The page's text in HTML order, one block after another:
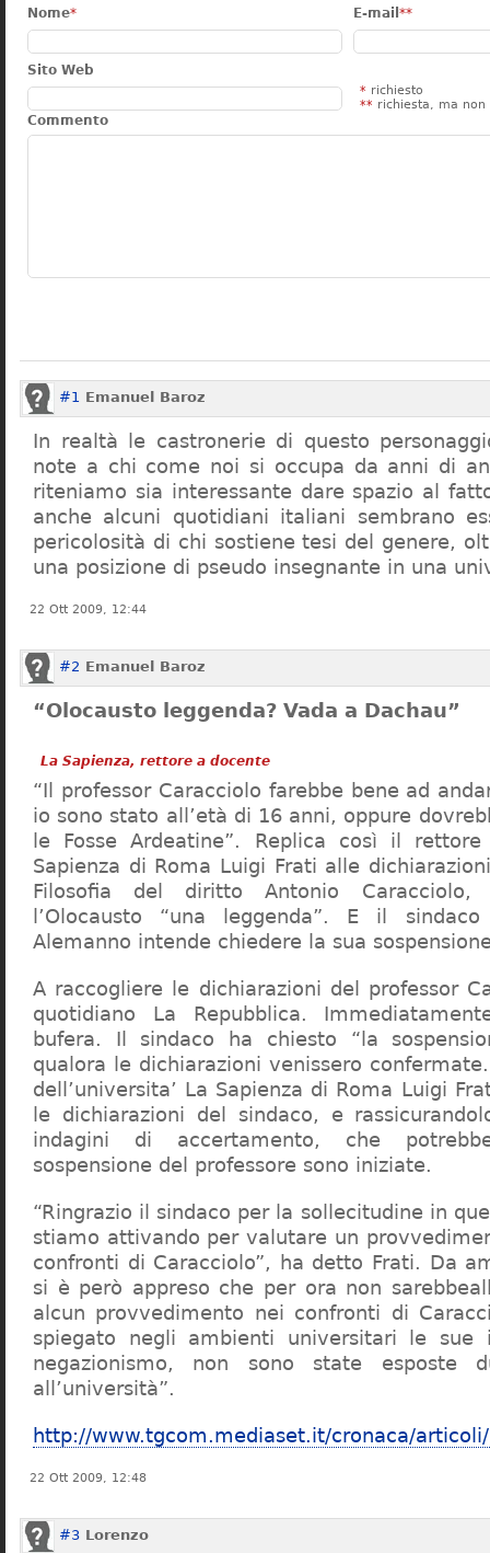
Nome* E-mail **
Sito Web
* richiesto
** richiesta, ma non
Commento
#1 Emanuel Baroz
In realtà le castronerie di questo
note a chi come noi si occupa da anni di
riteniamo sia interessante dare spazio al fatto
anche alcuni quotidiani italiani sembrano
pericolosità di chi sostiene tesi del genere,
una posizione di pseudo insegnante in una
22 Ott 2009, 12:44
#2 Emanuel Baroz
“Olocausto leggenda? Vada a Dachau”
La Sapienza, rettore a docente
“Il professor Caracciolo farebbe bene ad
io sono stato all’età di 16 anni, oppure
le Fosse Ardeatine”. Replica così il rettore
Sapienza di Roma Luigi Frati alle
Filosofia del diritto Antonio
l’Olocausto “una leggenda”. E il
Alemanno intende chiedere la sua
A raccogliere le dichiarazioni del professor
quotidiano La Repubblica.
bufera. Il sindaco ha chiesto “la
qualora le dichiarazioni venissero
dell’universita’ La Sapienza di Roma Luigi
le dichiarazioni del sindaco, e
indagini di accertamento, che
sospensione del professore sono iniziate.
“Ringrazio il sindaco per la sollecitudine in
stiamo attivando per valutare un
confronti di Caracciolo”, ha detto Frati. Da
si è però appreso che per ora non
alcun provvedimento nei confronti di
spiegato negli ambienti universitari le sue
negazionismo, non sono state esposte
all’università”.
http://www.tgcom.mediaset.it/cronaca/
22 Ott 2009, 12:48
#3 Lorenzo